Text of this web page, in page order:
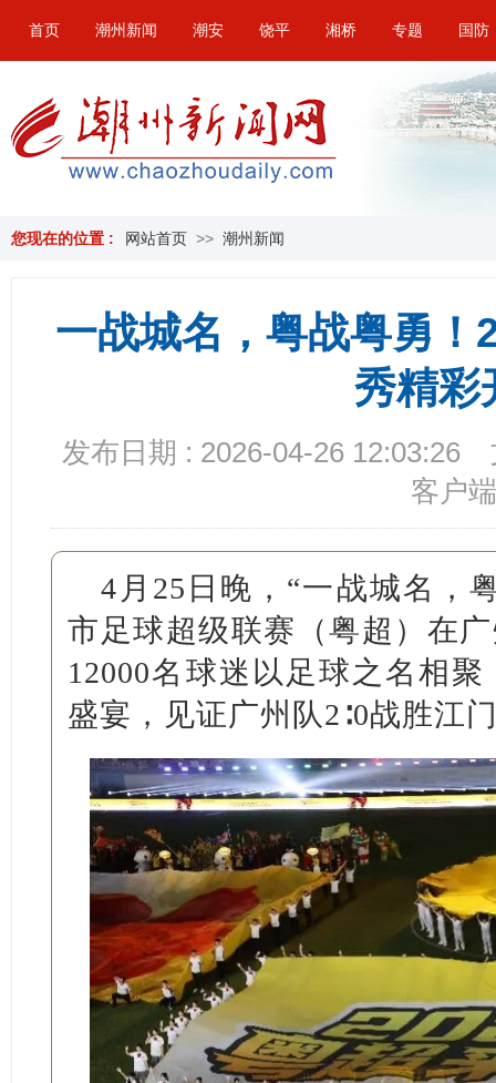
首页 潮州新闻 潮安 饶平 湘桥 专题 国防
您现在的位置 : 网站首页 >> 潮州新闻
一战城名，粤战粤勇！
秀精彩
发布日期 : 2026-04-26 12:03:26
客户端
4月25日晚，“一战城名，
市足球超级联赛（粤超）在
12000名球迷以足球之名相
盛宴，见证广州队2∶0战胜江